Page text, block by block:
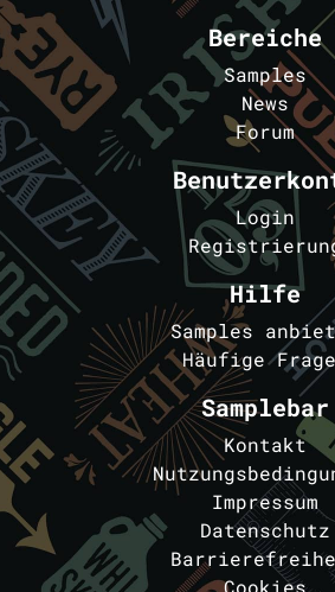
Bereiche
Samples
News
Forum
Login
Hilfe
Samples
Häufige
Samplebar
Kontakt
Impressum
Datenschutz
Cookies